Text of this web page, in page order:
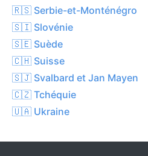
🇷🇸 Serbie-et-Monténégro
🇸🇮 Slovénie
🇸🇪 Suède
🇨🇭 Suisse
🇸🇯 Svalbard et Jan Mayen
🇨🇿 Tchéquie
🇺🇦 Ukraine